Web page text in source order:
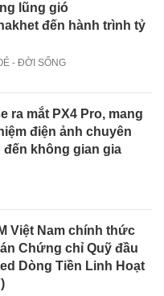
lũng gió
đến hành trình tỷ
- ĐỜI SỐNG
ra mắt PX4 Pro, mang
điện ảnh chuyên
đến không gian gia
Việt Nam chính thức
Chứng chỉ Quỹ đầu
Dòng Tiền Linh Hoạt